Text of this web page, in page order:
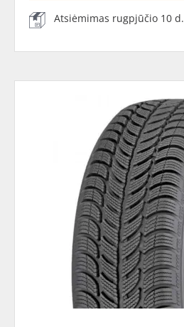
Atsiėmimas rugpjūčio 10 d.